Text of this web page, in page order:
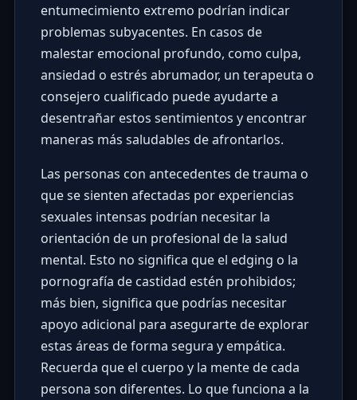
entumecimiento extremo podrían indicar
problemas subyacentes. En casos de
malestar emocional profundo, como culpa,
ansiedad o estrés abrumador, un terapeuta o
consejero cualificado puede ayudarte a
desentrañar estos sentimientos y encontrar
maneras más saludables de afrontarlos.
Las personas con antecedentes de trauma o
que se sienten afectadas por experiencias
sexuales intensas podrían necesitar la
orientación de un profesional de la salud
mental. Esto no significa que el edging o la
pornografía de castidad estén prohibidos;
más bien, significa que podrías necesitar
apoyo adicional para asegurarte de explorar
estas áreas de forma segura y empática.
Recuerda que el cuerpo y la mente de cada
persona son diferentes. Lo que funciona a la